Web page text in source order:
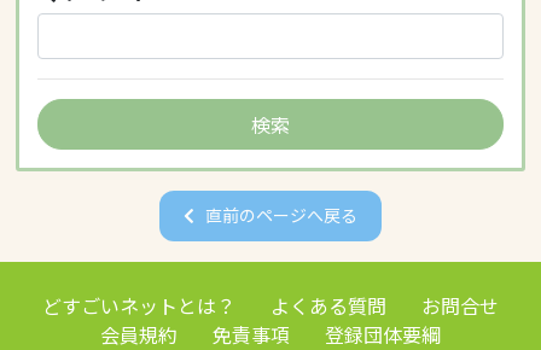
直前のページへ戻る
どすごいネットとは？ よくある質問
お問合せ
会員規約
免責事項 登録団体要綱